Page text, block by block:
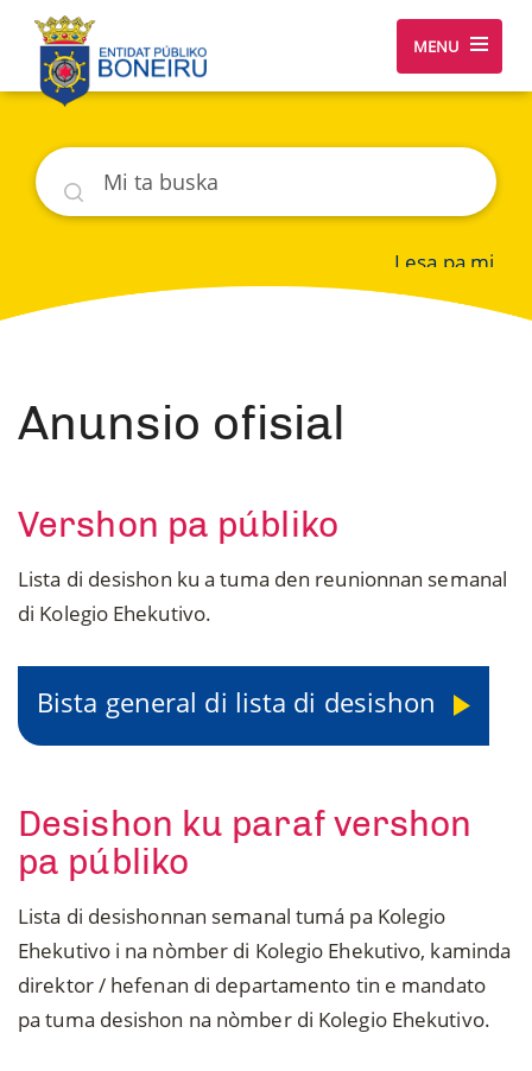
MENU
Buska
Lesa pa mi
Anunsio ofisial
Vershon pa públiko
Lista di desishon ku a tuma den reunionnan semanal
di Kolegio Ehekutivo.
Bista general di lista di desishon
Desishon ku paraf vershon
pa públiko
Lista di desishonnan semanal tumá pa Kolegio
Ehekutivo i na nòmber di Kolegio Ehekutivo, kaminda
direktor / hefenan di departamento tin e mandato
pa tuma desishon na nòmber di Kolegio Ehekutivo.